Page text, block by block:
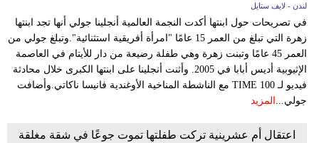
لندن - لايف ستايل
في تصريحات حول ابنتها أكدت النجمة العالمية أنجلينا جولي أنها تجد ابنتها
زهرة التي تبلغ من العمر 15 عامًا "امرأة أفريقية استثنائية".وتبلغ جولي من
العمر 45 عامًا وتبنت زهرة وهي طفلة رضيعة من دار للأيتام في العاصمة
الإثيوبية أديس أبابا في 2005. وأثنت أنجلينا على ابنتها الكبرى خلال محادثة
فيديو لـ TIME 100 مع الناشطة المناخية الأوغندية فانيسا ناكاتي.وأضافت
جولي...
المزيد
اعتقال أم عشرينية تركت طفلتها تموت جوعًا في شقة مغلقة